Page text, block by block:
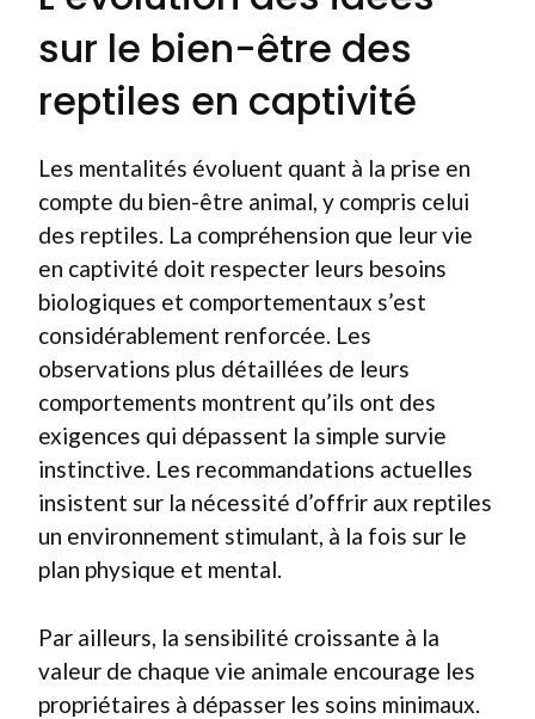
sur le bien-être des
reptiles en captivité
Les mentalités évoluent quant à la prise en
compte du bien-être animal, y compris celui
des reptiles. La compréhension que leur vie
en captivité doit respecter leurs besoins
biologiques et comportementaux s’est
considérablement renforcée. Les
observations plus détaillées de leurs
comportements montrent qu’ils ont des
exigences qui dépassent la simple survie
instinctive. Les recommandations actuelles
insistent sur la nécessité d’offrir aux reptiles
un environnement stimulant, à la fois sur le
plan physique et mental.
Par ailleurs, la sensibilité croissante à la
valeur de chaque vie animale encourage les
propriétaires à dépasser les soins minimaux.